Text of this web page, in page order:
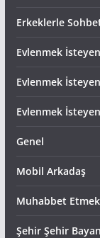
Erkeklerle
Evlenmek
Evlenmek
Evlenmek
Genel
Mobil Arkadaş
Muhabbet
Şehir Şehir